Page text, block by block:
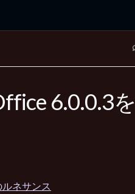
6.0.0.3を
ネサンス